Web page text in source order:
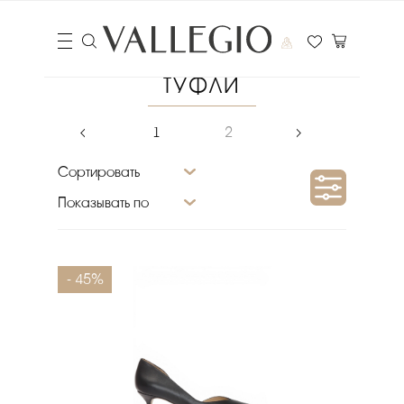
ТУФЛИ
‹ 1 2 ›
Сортировать
Показывать по
Сезон
Материал подкладки
- 45%